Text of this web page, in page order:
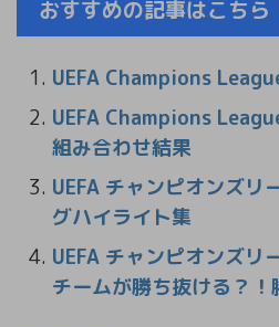
おすすめの記事はこちら
UEFA Champions
UEFA Champions
組み合わせ結果
UEFA チャンピオンズ
グハイライト集
UEFA チャンピオンズリ
チームが勝ち抜ける？